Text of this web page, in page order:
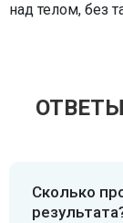
над телом, без
Сколько